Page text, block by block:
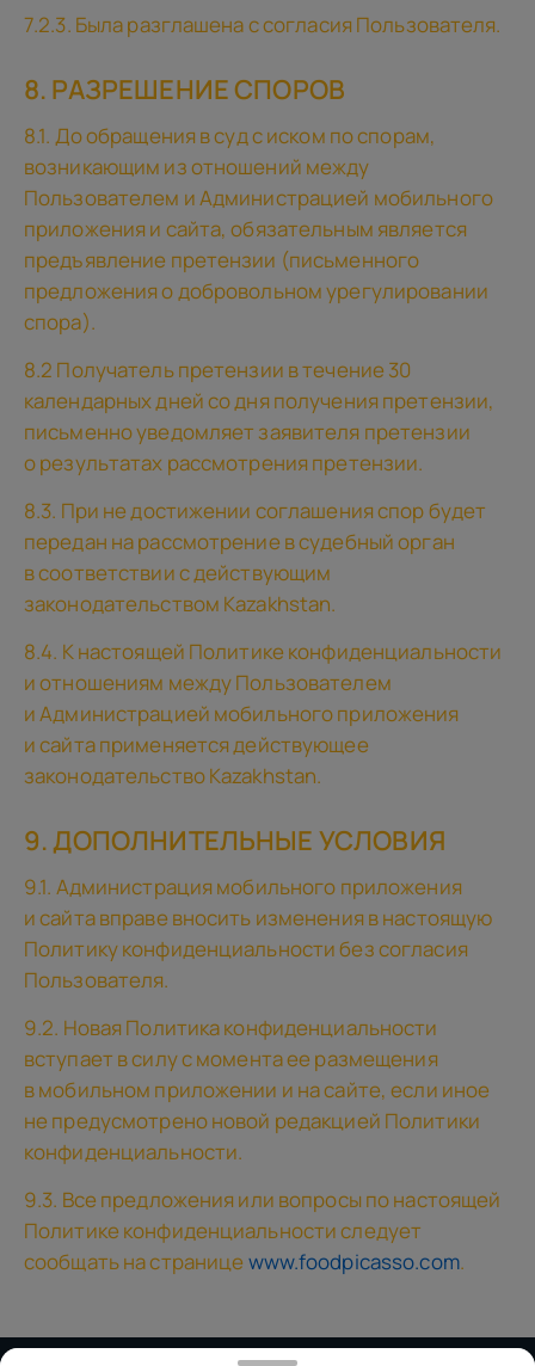
7.2.3. Была разглашена с согласия Пользователя.
8. РАЗРЕШЕНИЕ СПОРОВ
8.1. До обращения в суд с иском по спорам,
возникающим из отношений между
Пользователем и Администрацией мобильного
приложения и сайта, обязательным является
предъявление претензии (письменного
предложения о добровольном урегулировании
спора).
8.2 Получатель претензии в течение 30
календарных дней со дня получения претензии,
письменно уведомляет заявителя претензии
о результатах рассмотрения претензии.
8.3. При не достижении соглашения спор будет
передан на рассмотрение в судебный орган
в соответствии с действующим
законодательством Kazakhstan.
8.4. К настоящей Политике конфиденциальности
и отношениям между Пользователем
и Администрацией мобильного приложения
и сайта применяется действующее
законодательство Kazakhstan.
9. ДОПОЛНИТЕЛЬНЫЕ УСЛОВИЯ
9.1. Администрация мобильного приложения
и сайта вправе вносить изменения в настоящую
Политику конфиденциальности без согласия
Пользователя.
9.2. Новая Политика конфиденциальности
вступает в силу с момента ее размещения
в мобильном приложении и на сайте, если иное
не предусмотрено новой редакцией Политики
конфиденциальности.
9.3. Все предложения или вопросы по настоящей
Политике конфиденциальности следует
сообщать на странице www.foodpicasso.com.